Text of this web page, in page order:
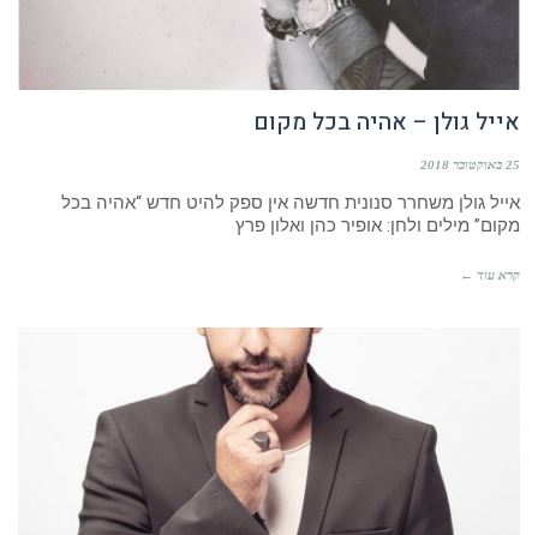
אייל גולן – אהיה בכל מקום
25 באוקטובר 2018
אייל גולן משחרר סנונית חדשה אין ספק להיט חדש “אהיה בכל
מקום” מילים ולחן: אופיר כהן ואלון פרץ
קרא עוד ←